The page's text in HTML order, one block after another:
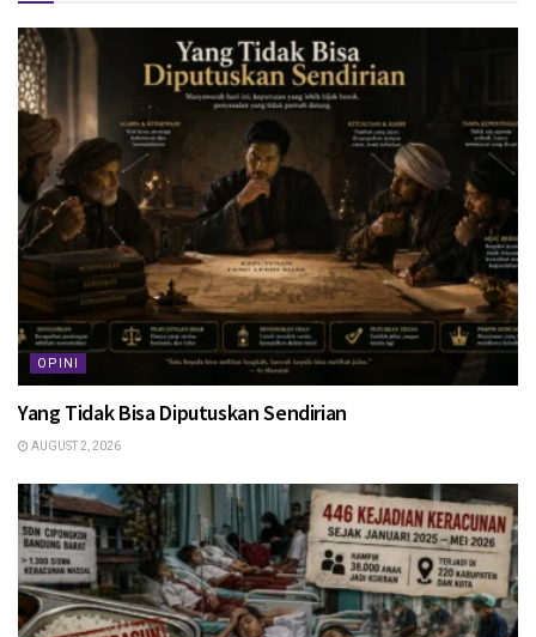
OPINI
Yang Tidak Bisa Diputuskan Sendirian
AUGUST 2, 2026